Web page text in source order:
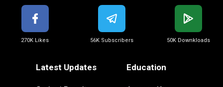
270K Likes 56K Subscribers 50K Downkloads
Latest Updates Education